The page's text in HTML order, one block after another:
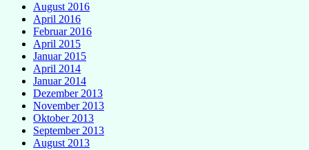
August 2016
April 2016
Februar 2016
April 2015
Januar 2015
April 2014
Januar 2014
Dezember 2013
November 2013
Oktober 2013
September 2013
August 2013